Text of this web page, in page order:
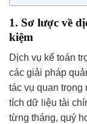
1. Sơ lược về
kiệm
Dịch vụ kế toán
các giải pháp
tác vụ quan trọng
tích dữ liệu tài
từng tháng, quý